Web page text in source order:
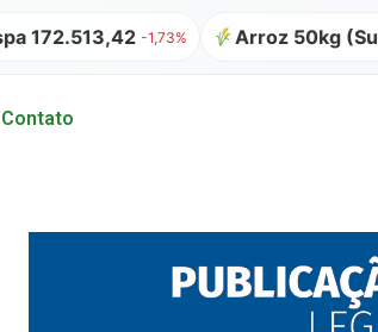
-1,73% Arroz 50kg (Sul SC) R$ 64,00
Contato